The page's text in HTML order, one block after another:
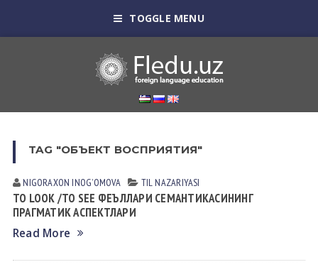
TOGGLE MENU
TAG "ОБЪЕКТ ВОСПРИЯТИЯ"
NIGORAXON INOGʼOMOVА TIL NАZАRIYASI
TO LOOK /TO SEE ФЕЪЛЛАРИ СЕМАНТИКАСИНИНГ
ПРАГМАТИК АСПЕКТЛАРИ
Read More